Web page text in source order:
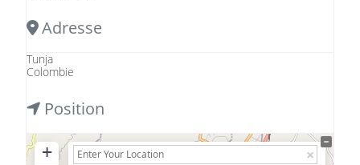
Adresse
Tunja
Colombie
Position
+